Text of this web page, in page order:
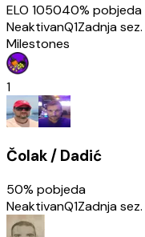
ELO 105040% pobjeda
NeaktivanQ1Zadnja sez.
Milestones
1
Čolak / Dadić
50% pobjeda
NeaktivanQ1Zadnja sez.